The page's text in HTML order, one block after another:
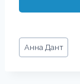
Метки
записи:
Анна Дант